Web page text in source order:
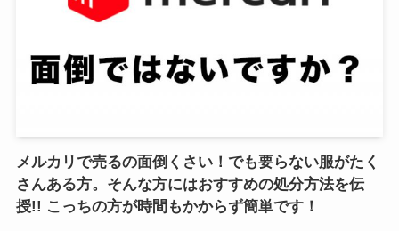
メルカリで売るの面倒くさい！でも要らない服がたく
さんある方。そんな方にはおすすめの処分方法を伝
授!! こっちの方が時間もかからず簡単です！